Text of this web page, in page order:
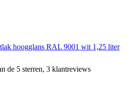
hoogglans RAL 9001 wit 1,25 liter
de 5 sterren, 3 klantreviews